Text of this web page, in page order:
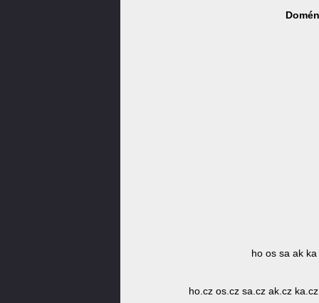
ho os sa ak
ho.cz os.cz sa.cz ak.cz